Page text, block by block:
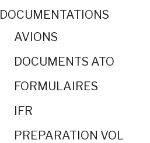
DOCUMENTATIONS
AVIONS
DOCUMENTS ATO
FORMULAIRES
IFR
PREPARATION VOL